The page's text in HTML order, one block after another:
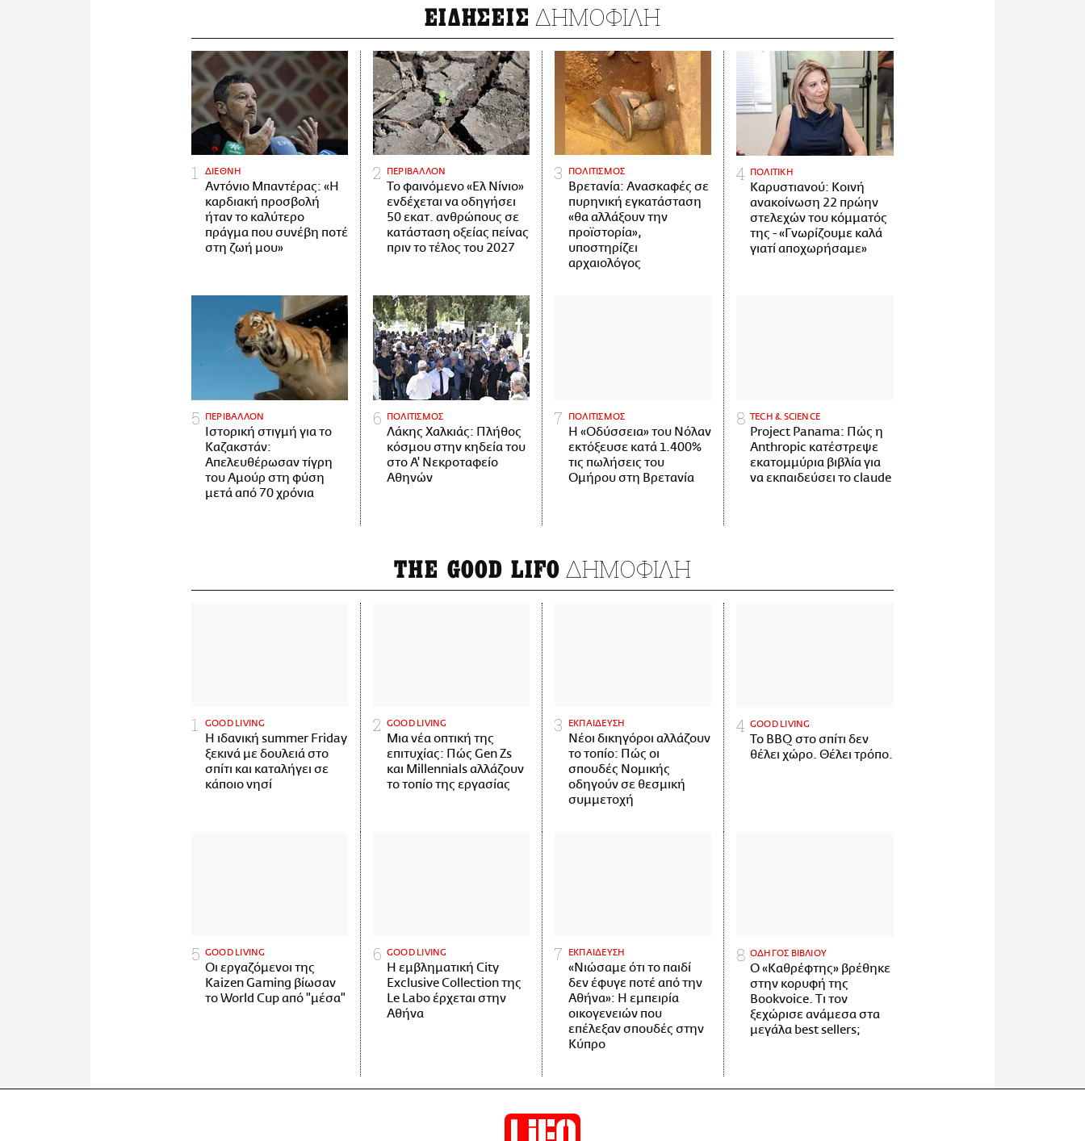
ΕΙΔΗΣΕΙΣ ΔΗΜΟΦΙΛΗ
ΔΙΕΘΝΗ
Αντόνιο Μπαντέρας: «Η
καρδιακή προσβολή
ήταν το καλύτερο
πράγμα που συνέβη ποτέ
στη ζωή μου»
ΠΕΡΙΒΑΛΛΟΝ
Το φαινόμενο «Ελ Νίνιο»
ενδέχεται να οδηγήσει
50 εκατ. ανθρώπους σε
κατάσταση οξείας πείνας
πριν το τέλος του 2027
ΠΟΛΙΤΙΣΜΟΣ
Βρετανία: Ανασκαφές σε
πυρηνική εγκατάσταση
«θα αλλάξουν την
προϊστορία»,
υποστηρίζει
αρχαιολόγος
ΠΟΛΙΤΙΚΗ
Καρυστιανού: Κοινή
ανακοίνωση 22 πρώην
στελεχών του κόμματός
της - «Γνωρίζουμε καλά
γιατί αποχωρήσαμε»
ΠΕΡΙΒΑΛΛΟΝ
Ιστορική στιγμή για το
Καζακστάν:
Απελευθέρωσαν τίγρη
του Αμούρ στη φύση
μετά από 70 χρόνια
ΠΟΛΙΤΙΣΜΟΣ
Λάκης Χαλκιάς: Πλήθος
κόσμου στην κηδεία του
στο Α' Νεκροταφείο
Αθηνών
ΠΟΛΙΤΙΣΜΟΣ
Η «Οδύσσεια» του Νόλαν
εκτόξευσε κατά 1.400%
τις πωλήσεις του
Ομήρου στη Βρετανία
ΤECH & SCIENCE
Project Panama: Πώς η
Anthropic κατέστρεψε
εκατομμύρια βιβλία για
να εκπαιδεύσει το claude
THE GOOD LIFO ΔΗΜΟΦΙΛΗ
GOOD LIVING
Η ιδανική summer Friday
ξεκινά με δουλειά στο
σπίτι και καταλήγει σε
κάποιο νησί
GOOD LIVING
Μια νέα οπτική της
επιτυχίας: Πώς Gen Zs
και Millennials αλλάζουν
το τοπίο της εργασίας
ΕΚΠΑΙΔΕΥΣΗ
Νέοι δικηγόροι αλλάζουν
το τοπίο: Πώς οι
σπουδές Νομικής
οδηγούν σε θεσμική
συμμετοχή
GOOD LIVING
Το BBQ στο σπίτι δεν
θέλει χώρο. Θέλει τρόπο.
GOOD LIVING
Οι εργαζόμενοι της
Kaizen Gaming βίωσαν
το World Cup από "μέσα"
GOOD LIVING
Η εμβληματική City
Exclusive Collection της
Le Labo έρχεται στην
Αθήνα
ΕΚΠΑΙΔΕΥΣΗ
«Νιώσαμε ότι το παιδί
δεν έφυγε ποτέ από την
Αθήνα»: Η εμπειρία
οικογενειών που
επέλεξαν σπουδές στην
Κύπρο
ΟΔΗΓΟΣ ΒΙΒΛΙΟΥ
Ο «Καθρέφτης» βρέθηκε
στην κορυφή της
Bookvoice. Τι τον
ξεχώρισε ανάμεσα στα
μεγάλα best sellers;